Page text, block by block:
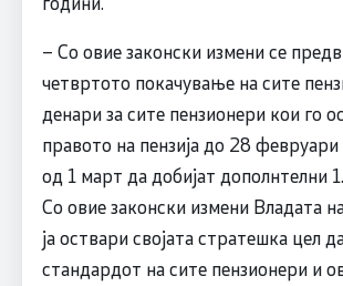
– Со овие законски измени се
четвртото покачување на сите
денари за сите пензионери кои го
правото на пензија до 28
од 1 март да добијат дополнтелни
Со овие законски измени Владата
ја оствари својата стратешка цел
стандардот на сите пензионери и